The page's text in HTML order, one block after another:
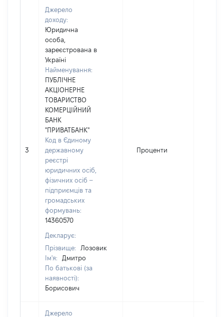
3
Джерело
доходу:
Юридична
особа,
зареєстрована в
Україні
Найменування:
ПУБЛІЧНЕ
АКЦІОНЕРНЕ
ТОВАРИСТВО
КОМЕРЦІЙНИЙ
БАНК
"ПРИВАТБАНК"
Код в Єдиному
державному
реєстрі
юридичних осіб,
фізичних осіб –
підприємців та
громадських
формувань:
14360570
Декларує:
Прізвище:
Лозовик
Ім'я:
Дмитро
По батькові (за
наявності):
Борисович
Проценти
Джерело